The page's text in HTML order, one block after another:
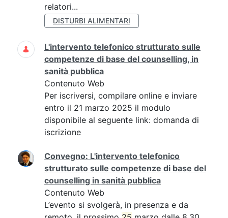
relatori...
DISTURBI ALIMENTARI
L'intervento telefonico strutturato sulle
competenze di base del counselling, in
sanità pubblica
Contenuto Web
Per iscriversi, compilare online e inviare
entro il 21 marzo 2025 il modulo
disponibile al seguente link: domanda di
iscrizione
Convegno: L'intervento telefonico
strutturato sulle competenze di base del
counselling in sanità pubblica
Contenuto Web
L’evento si svolgerà, in presenza e da